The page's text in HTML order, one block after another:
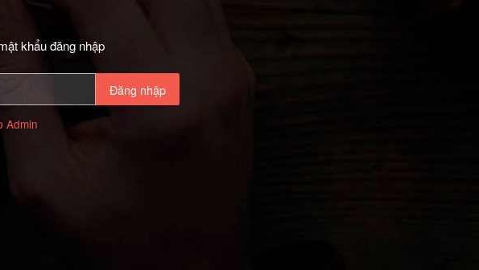
khẩu đăng nhập
Đăng nhập
Admin